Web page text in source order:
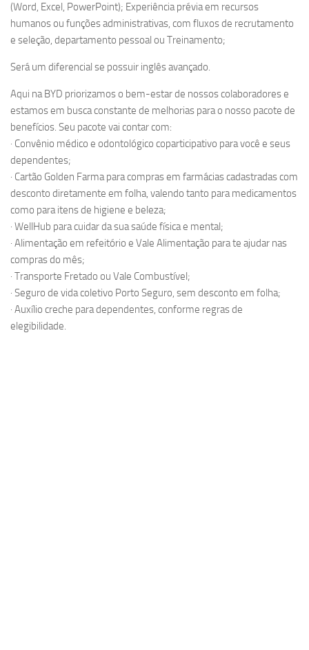
(Word, Excel, PowerPoint); Experiência prévia em recursos
humanos ou funções administrativas, com fluxos de recrutamento
e seleção, departamento pessoal ou Treinamento;
Será um diferencial se possuir inglês avançado.
Aqui na BYD priorizamos o bem-estar de nossos colaboradores e
estamos em busca constante de melhorias para o nosso pacote de
benefícios. Seu pacote vai contar com:
· Convênio médico e odontológico coparticipativo para você e seus
dependentes;
· Cartão Golden Farma para compras em farmácias cadastradas com
desconto diretamente em folha, valendo tanto para medicamentos
como para itens de higiene e beleza;
· WellHub para cuidar da sua saúde física e mental;
· Alimentação em refeitório e Vale Alimentação para te ajudar nas
compras do mês;
· Transporte Fretado ou Vale Combustível;
· Seguro de vida coletivo Porto Seguro, sem desconto em folha;
· Auxílio creche para dependentes, conforme regras de
elegibilidade.